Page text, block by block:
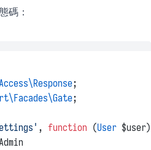
碼：
;
;
, function (User